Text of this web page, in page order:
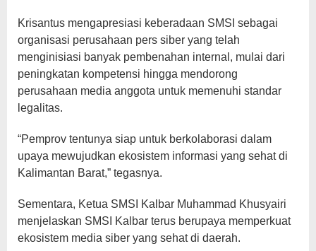
Krisantus mengapresiasi keberadaan SMSI sebagai
organisasi perusahaan pers siber yang telah
menginisiasi banyak pembenahan internal, mulai dari
peningkatan kompetensi hingga mendorong
perusahaan media anggota untuk memenuhi standar
legalitas.
“Pemprov tentunya siap untuk berkolaborasi dalam
upaya mewujudkan ekosistem informasi yang sehat di
Kalimantan Barat,” tegasnya.
Sementara, Ketua SMSI Kalbar Muhammad Khusyairi
menjelaskan SMSI Kalbar terus berupaya memperkuat
ekosistem media siber yang sehat di daerah.